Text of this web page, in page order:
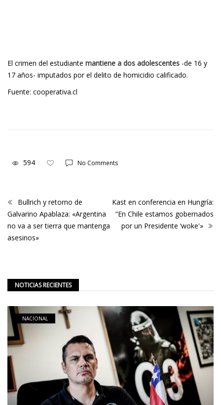
El crimen del estudiante mantiene a dos adolescentes -de 16 y
17 años- imputados por el delito de homicidio calificado.
Fuente: cooperativa.cl
594 No Comments
Bullrich y retorno de
Galvarino Apablaza: «Argentina
no va a ser tierra que mantenga
asesinos»
Kast en conferencia en Hungría:
“En Chile estamos gobernados
por un Presidente ‘woke'»
NOTICIAS RECIENTES
NACIONAL